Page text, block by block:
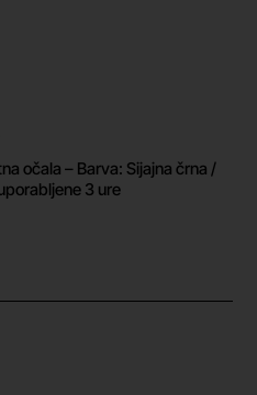
očala – Barva: Sijajna črna /
3 ure